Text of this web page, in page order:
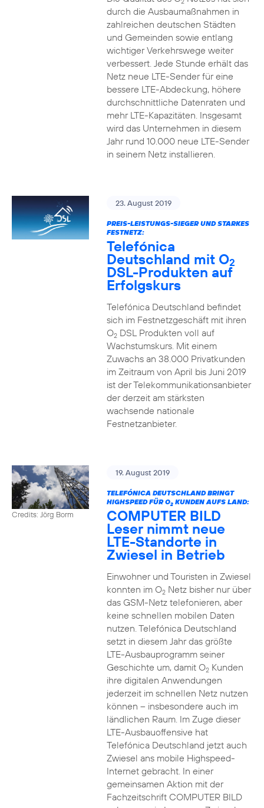
durch die Ausbaumaßnahmen in
zahlreichen deutschen Städten
und Gemeinden sowie entlang
wichtiger Verkehrswege weiter
verbessert. Jede Stunde erhält das
Netz neue LTE-Sender für eine
bessere LTE-Abdeckung, höhere
durchschnittliche Datenraten und
mehr LTE-Kapazitäten. Insgesamt
wird das Unternehmen in diesem
Jahr rund 10.000 neue LTE-Sender
in seinem Netz installieren.
23. August 2019
PREIS-LEISTUNGS-SIEGER UND STARKES
FESTNETZ:
Telefónica
Deutschland mit O2
DSL-Produkten auf
Erfolgskurs
Telefónica Deutschland befindet
sich im Festnetzgeschäft mit ihren
O2DSL Produkten voll auf
Wachstumskurs. Mit einem
Zuwachs an 38.000 Privatkunden
im Zeitraum von April bis Juni 2019
ist der Telekommunikationsanbieter
der derzeit am stärksten
wachsende nationale
Festnetzanbieter.
Credits: Jörg Borm
19. August 2019
TELEFÓNICA DEUTSCHLAND BRINGT
HIGHSPEED FÜR O2KUNDEN AUFS LAND:
COMPUTER BILD
Leser nimmt neue
LTE-Standorte in
Zwiesel in Betrieb
Einwohner und Touristen in Zwiesel
konnten im O2Netz bisher nur über
das GSM-Netz telefonieren, aber
keine schnellen mobilen Daten
nutzen. Telefónica Deutschland
setzt in diesem Jahr das größte
LTE-Ausbauprogramm seiner
Geschichte um, damit O2Kunden
ihre digitalen Anwendungen
jederzeit im schnellen Netz nutzen
können – insbesondere auch im
ländlichen Raum. Im Zuge dieser
LTE-Ausbauoffensive hat
Telefónica Deutschland jetzt auch
Zwiesel ans mobile Highspeed-
Internet gebracht. In einer
gemeinsamen Aktion mit der
Fachzeitschrift COMPUTER BILD